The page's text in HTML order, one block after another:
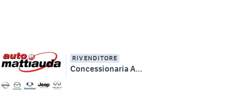
RIVENDITORE
Concessionaria AUTOMATTIAUDA